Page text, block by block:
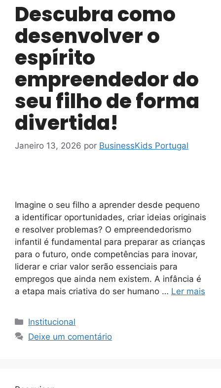
Descubra como
desenvolver o
espírito
empreendedor do
seu filho de forma
divertida!
Janeiro 13, 2026 por BusinessKids Portugal
Imagine o seu filho a aprender desde pequeno
a identificar oportunidades, criar ideias originais
e resolver problemas? O empreendedorismo
infantil é fundamental para preparar as crianças
para o futuro, onde competências para inovar,
liderar e criar valor serão essenciais para
empregos que ainda nem existem. A infância é
a etapa mais criativa do ser humano … Ler mais
Institucional
Deixe um comentário